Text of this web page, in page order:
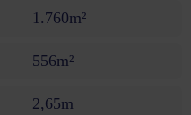
1.760m²
556m²
2,65m